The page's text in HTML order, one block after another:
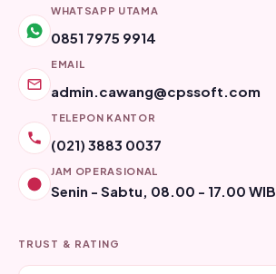
WHATSAPP UTAMA
0851 7975 9914
EMAIL
admin.cawang@cpssoft.com
TELEPON KANTOR
(021) 3883 0037
JAM OPERASIONAL
Senin - Sabtu, 08.00 - 17.00 WIB
TRUST & RATING